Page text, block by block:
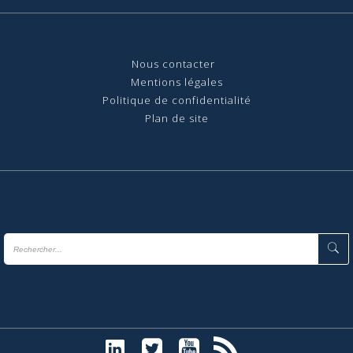
Nous contacter
Mentions légales
Politique de confidentialité
Plan de site